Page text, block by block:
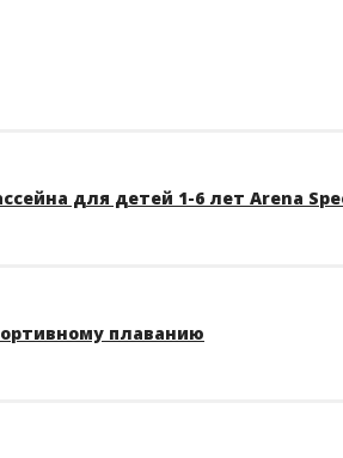
для детей 1-6 лет Arena
плаванию